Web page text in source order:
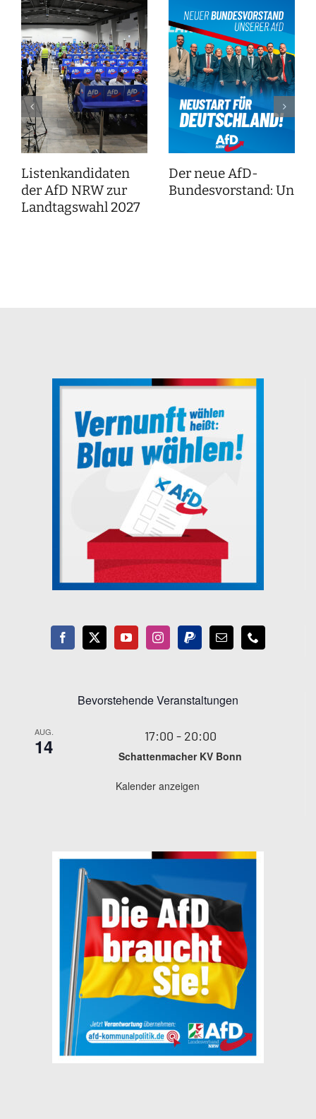
Listenkandidaten
der AfD NRW zur
Landtagswahl 2027
Der neue AfD-
Bundesvorstand:
Bevorstehende Veranstaltungen
AUG.
14 17:00 - 20:00
Schattenmacher KV Bonn
Kalender anzeigen